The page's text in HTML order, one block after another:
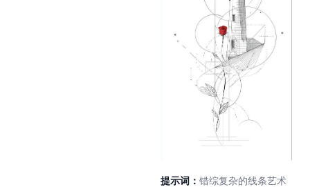
提示词： 错综复杂的线条艺术